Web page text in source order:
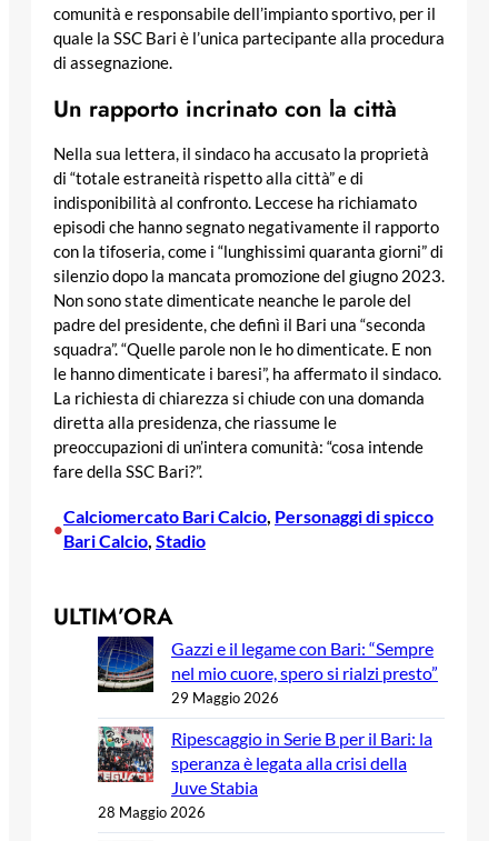
comunità e responsabile dell’impianto sportivo, per il
quale la SSC Bari è l’unica partecipante alla procedura
di assegnazione.
Un rapporto incrinato con la città
Nella sua lettera, il sindaco ha accusato la proprietà
di “totale estraneità rispetto alla città” e di
indisponibilità al confronto. Leccese ha richiamato
episodi che hanno segnato negativamente il rapporto
con la tifoseria, come i “lunghissimi quaranta giorni” di
silenzio dopo la mancata promozione del giugno 2023.
Non sono state dimenticate neanche le parole del
padre del presidente, che definì il Bari una “seconda
squadra”. “Quelle parole non le ho dimenticate. E non
le hanno dimenticate i baresi”, ha affermato il sindaco.
La richiesta di chiarezza si chiude con una domanda
diretta alla presidenza, che riassume le
preoccupazioni di un’intera comunità: “cosa intende
fare della SSC Bari?”.
•
Calciomercato Bari Calcio, Personaggi di spicco
Bari Calcio, Stadio
ULTIM’ORA
Gazzi e il legame con Bari: “Sempre
nel mio cuore, spero si rialzi presto”
29 Maggio 2026
Ripescaggio in Serie B per il Bari: la
speranza è legata alla crisi della
Juve Stabia
28 Maggio 2026